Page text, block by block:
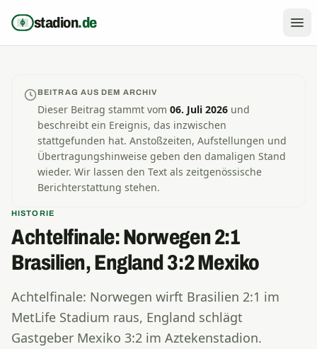
stadion.de
BEITRAG AUS DEM ARCHIV
Dieser Beitrag stammt vom 06. Juli 2026 und
beschreibt ein Ereignis, das inzwischen
stattgefunden hat. Anstoßzeiten, Aufstellungen und
Übertragungshinweise geben den damaligen Stand
wieder. Wir lassen den Text als zeitgenössische
Berichterstattung stehen.
HISTORIE
Achtelfinale: Norwegen 2:1
Brasilien, England 3:2 Mexiko
Achtelfinale: Norwegen wirft Brasilien 2:1 im
MetLife Stadium raus, England schlägt
Gastgeber Mexiko 3:2 im Aztekenstadion.